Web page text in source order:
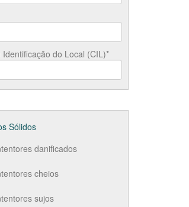
Identificação do Local (CIL)*
Sólidos
danificados
cheios
sujos